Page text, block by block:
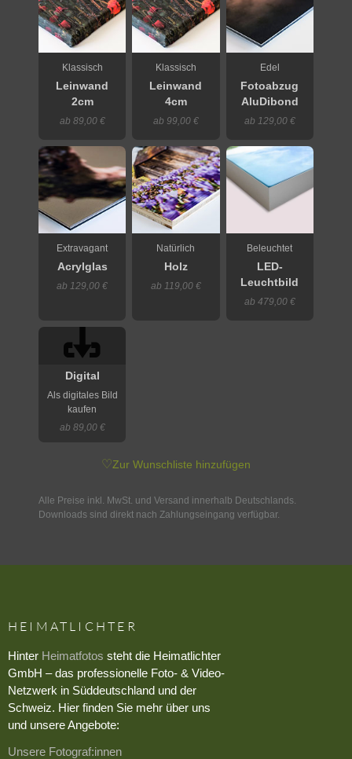
Klassisch
Leinwand
2cm
ab 89,00 €
Klassisch
Leinwand
4cm
ab 99,00 €
Edel
Fotoabzug
AluDibond
ab 129,00 €
Extravagant
Acrylglas
ab 129,00 €
Natürlich
Holz
ab 119,00 €
Beleuchtet
LED-
Leuchtbild
ab 479,00 €
Digital
Als digitales Bild
kaufen
ab 89,00 €
♡Zur Wunschliste hinzufügen
Alle Preise inkl. MwSt. und Versand innerhalb Deutschlands.
Downloads sind direkt nach Zahlungseingang verfügbar.
HEIMATLICHTER
Hinter Heimatfotos steht die Heimatlichter
GmbH – das professionelle Foto- & Video-
Netzwerk in Süddeutschland und der
Schweiz. Hier finden Sie mehr über uns
und unsere Angebote:
Unsere Fotograf:innen